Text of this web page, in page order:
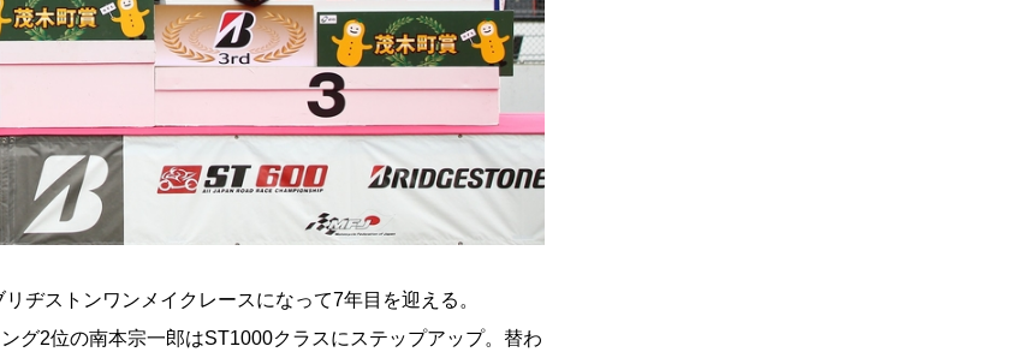
ヂストンワンメイクレースになって7年目を迎える。
グ2位の南本宗一郎はST1000クラスにステップアップ。替わ